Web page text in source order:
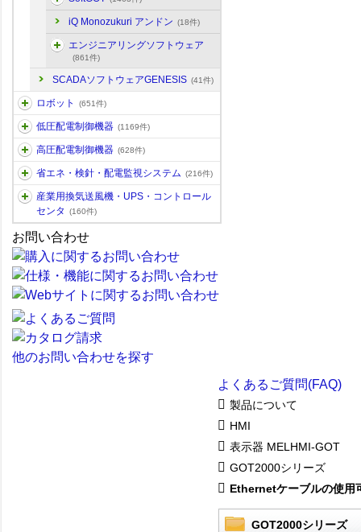
iQ Monozukuri アンドン (18件)
エンジニアリングソフトウェア
(861件)
SCADAソフトウェアGENESIS (41件)
ロボット (651件)
低圧配電制御機器 (1169件)
高圧配電制御機器 (628件)
省エネ・検針・配電監視システム (216件)
産業用換気送風機・UPS・コントロール
センタ
(160件)
お問い合わせ
他のお問い合わせを探す
よくあるご質問(FAQ)
製品について
HMI
表示器 MELHMI-GOT
GOT2000シリーズ
Ethernetケーブルの使用
GOT2000シリーズ